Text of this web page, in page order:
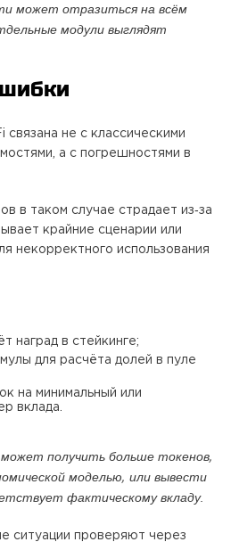
может отразиться на всём
модули выглядят
связана не с классическими
а с погрешностями в
в таком случае страдает из‑за
крайние сценарии или
некорректного использования
наград в стейкинге;
для расчёта долей в пуле
на минимальный или
вклада.
получить больше токенов,
моделью, или вывести
фактическому вкладу.
ситуации проверяют через